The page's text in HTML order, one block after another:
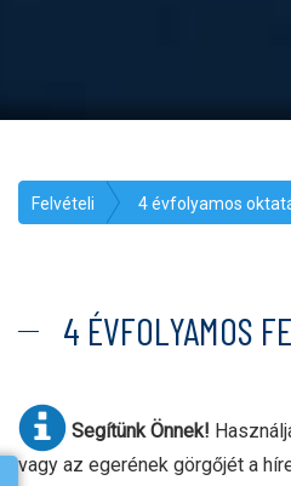
Felvételi 4 évfolyamos
4 ÉVFOLYAMOS
Segítünk Önnek!
vagy az egerének görgőjét a